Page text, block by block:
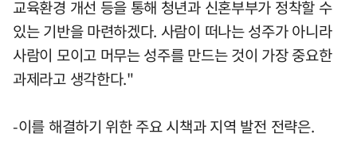
교육환경 개선 등을 통해 청년과 신혼부부가 정착할 수
있는 기반을 마련하겠다. 사람이 떠나는 성주가 아니라
사람이 모이고 머무는 성주를 만드는 것이 가장 중요한
과제라고 생각한다."
-이를 해결하기 위한 주요 시책과 지역 발전 전략은.